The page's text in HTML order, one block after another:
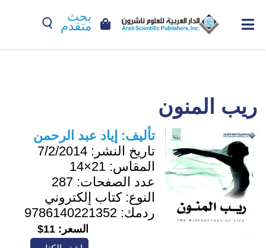
بحث
متقدم
ريب المنون
تأليف: إياد عبد الرحمن
تاريخ النشر: 7/2/2014
المقاس: 21×14
عدد الصفحات: 287
النوع:كتاب إلكتروني
ردمك: 9786140221352
السعر: 11$